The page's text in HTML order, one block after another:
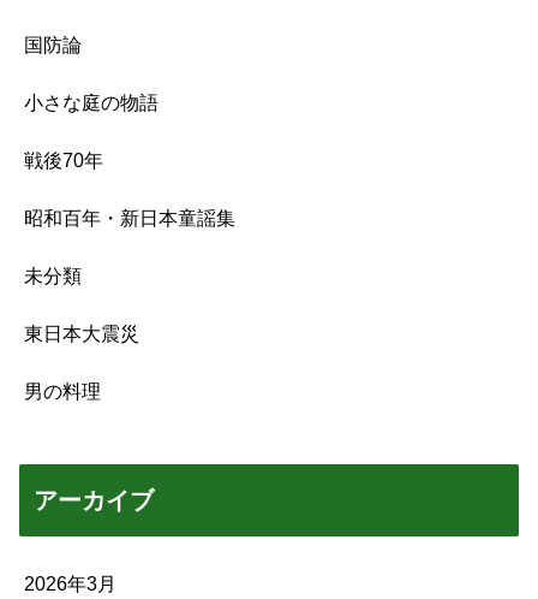
国防論
小さな庭の物語
戦後70年
昭和百年・新日本童謡集
未分類
東日本大震災
男の料理
アーカイブ
2026年3月